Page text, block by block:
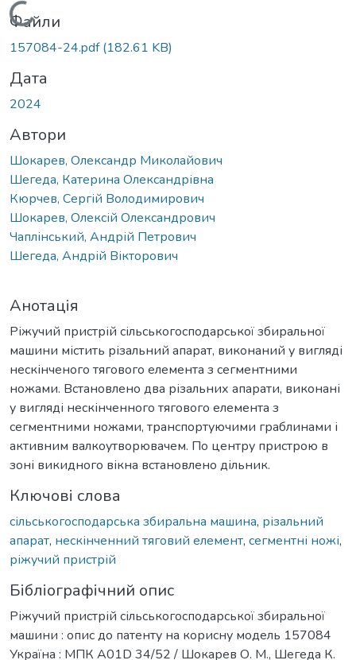
Вантажиться...
Файли
157084-24.pdf(182.61 KB)
Дата
2024
Автори
Шокарев, Олександр Миколайович
Шегеда, Катерина Олександрівна
Кюрчев, Сергій Володимирович
Шокарев, Олексій Олександрович
Чаплінський, Андрій Петрович
Шегеда, Андрій Вікторович
Анотація
Ріжучий пристрій сільськогосподарської збиральної
машини містить різальний апарат, виконаний у вигляді
нескінченого тягового елемента з сегментними
ножами. Встановлено два різальних апарати, виконані
у вигляді нескінченного тягового елемента з
сегментними ножами, транспортуючими граблинами і
активним валкоутворювачем. По центру пристрою в
зоні викидного вікна встановлено дільник.
Ключові слова
сільськогосподарська збиральна машина, різальний
апарат, нескінченний тяговий елемент, сегментні ножі,
ріжучий пристрій
Бібліографічний опис
Ріжучий пристрій сільськогосподарської збиральної
машини : опис до патенту на корисну модель 157084
Україна : МПК A01D 34/52 / Шокарев О. М., Шегеда К.